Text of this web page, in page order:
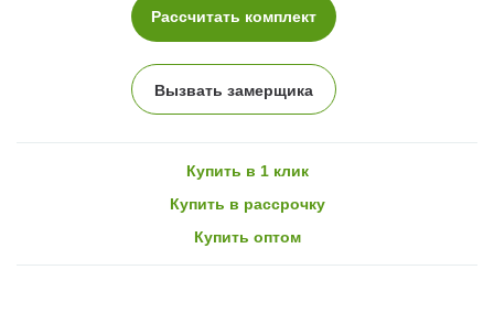
Рассчитать комплект
Вызвать замерщика
Купить в 1 клик
Купить в рассрочку
Купить оптом